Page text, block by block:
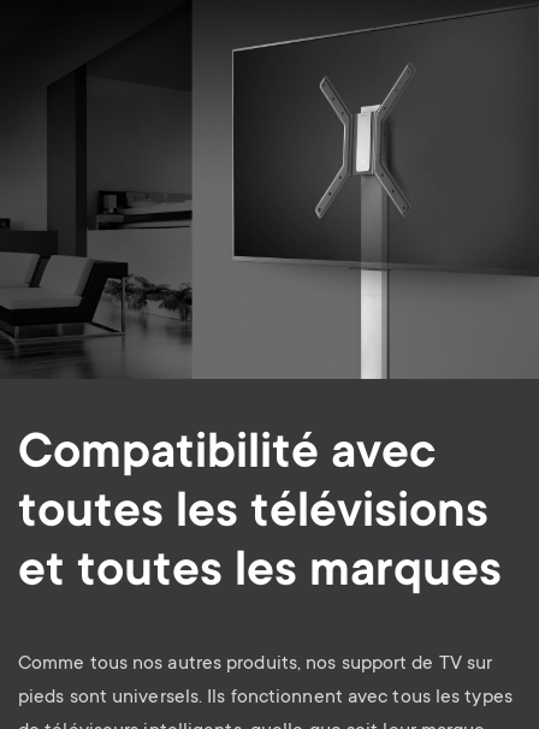
Compatibilité avec
toutes les télévisions
et toutes les marques
Comme tous nos autres produits, nos support de TV sur
pieds sont universels. Ils fonctionnent avec tous les types